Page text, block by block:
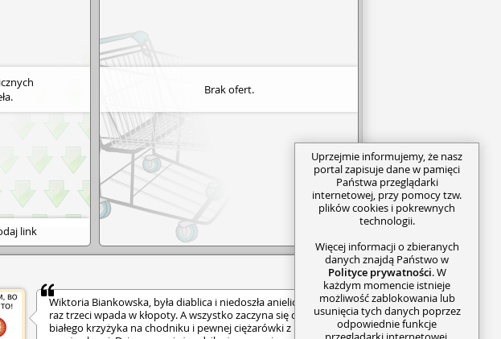
link
Brak ofert.
Wiktoria Biankowska, była diablica i niedoszła anielica, po
raz trzeci wpada w kłopoty. A wszystko zaczyna się od
białego krzyżyka na chodniku i pewnej ciężarówki z
Uprzejmie informujemy, że nasz
portal zapisuje dane w pamięci
Państwa przeglądarki
internetowej, przy pomocy tzw.
plików cookies i pokrewnych
technologii.
Więcej informacji o zbieranych
danych znajdą Państwo w
Polityce prywatności. W
każdym momencie istnieje
możliwość zablokowania lub
usunięcia tych danych poprzez
odpowiednie funkcje